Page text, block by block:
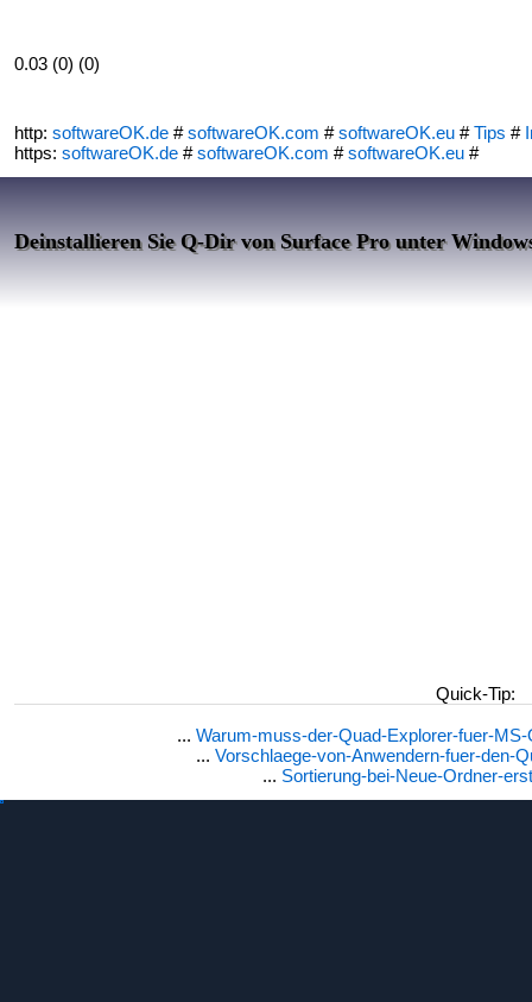
0.03 (0) (0)
http: softwareOK.de #softwareOK.com #softwareOK.eu #Tips #
https: softwareOK.de #softwareOK.com #softwareOK.eu #
Deinstallieren Sie Q-Dir von Surface Pro unter
Quick-Tip:
... Warum-muss-der-Quad-Explorer-fuer-
... Vorschlaege-von-Anwendern-fuer-den-
... Sortierung-bei-Neue-Ordner-